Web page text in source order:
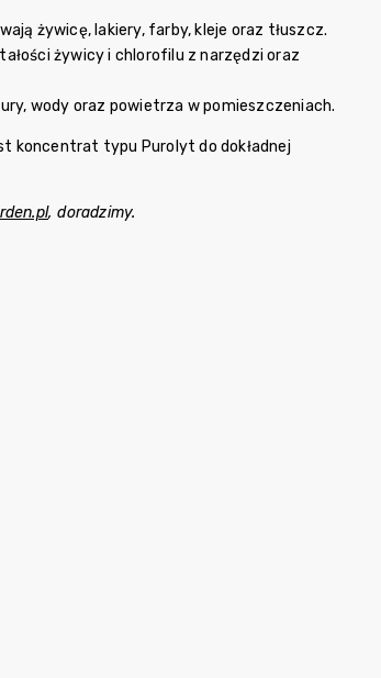
żywicę, lakiery, farby, kleje oraz tłuszcz.
żywicy i chlorofilu z narzędzi oraz
wody oraz powietrza w pomieszczeniach.
koncentrat typu Purolyt do dokładnej
, doradzimy.